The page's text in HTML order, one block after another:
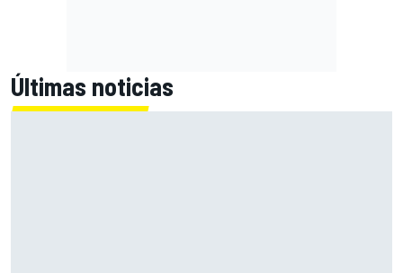
Últimas noticias